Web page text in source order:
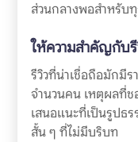
ส่วนกลางพอสำหรับ
ให้ความสำคัญกับรี
รีวิวที่น่าเชื่อถือมักมีร
จำนวนคน เหตุผลที่
เสนอแนะที่เป็นรูปธ
สั้น ๆ ที่ไม่มีบริบท